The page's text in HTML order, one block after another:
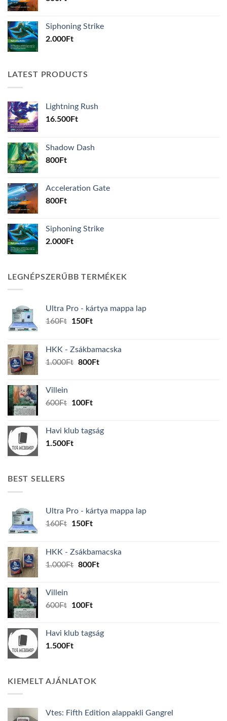
Siphoning Strike
2.000Ft
LATEST PRODUCTS
Lightning Rush
16.500Ft
Shadow Dash
800Ft
Acceleration Gate
800Ft
Siphoning Strike
2.000Ft
LEGNÉPSZERŰBB TERMÉKEK
Ultra Pro - kártya mappa lap
160Ft
Original
160Ft.
150FtCurrent
150Ft.
HKK - Zsákbamacska
1.000Ft Original
800FtCurrent
Villein
600Ft
Original
600Ft.
100FtCurrent
100Ft.
Havi klub tagság
1.500Ft
BEST SELLERS
Ultra Pro - kártya mappa lap
160Ft
Original
160Ft.
150FtCurrent
150Ft.
HKK - Zsákbamacska
1.000Ft Original
800FtCurrent
Villein
600Ft
Original
600Ft.
100FtCurrent
100Ft.
Havi klub tagság
1.500Ft
KIEMELT AJÁNLATOK
Vtes: Fifth Edition alappakli Gangrel